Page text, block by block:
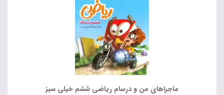
ماجراهای من و درسام ریاضی ششم خیلی سبز